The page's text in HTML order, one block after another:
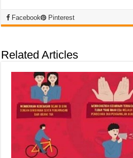
Facebook Pinterest
Related Articles